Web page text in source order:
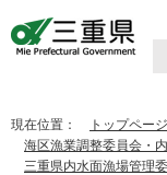
現在位置： トップページ
海区漁業調整委員会・
三重県内水面漁場管理